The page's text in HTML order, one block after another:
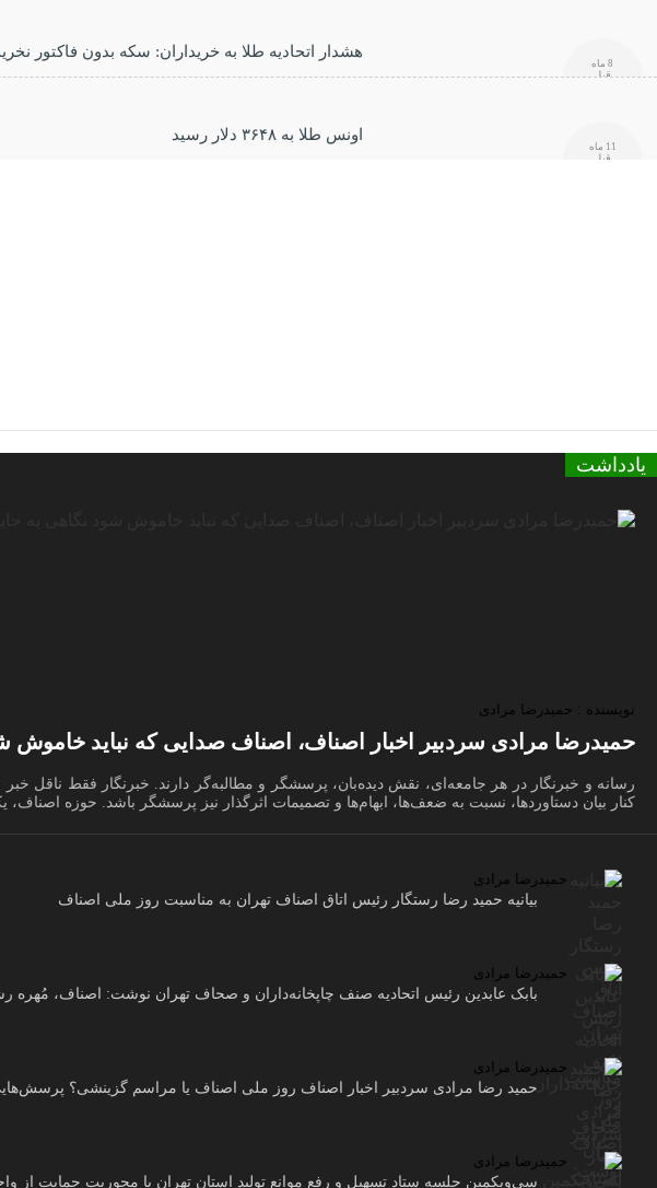
هشدار اتحادیه طلا به خریداران: سکه بدون فاکتور
8 ماه
قبل
اونس طلا به ۳۶۴۸ دلار رسید
11 ماه
قبل
یادداشت
نویسنده : حمیدرضا مرادی
حمیدرضا مرادی سردبیر اخبار اصناف، اصناف صدایی که نباید
رسانه و خبرنگار در هر جامعه‌ای، نقش دیده‌بان، پرسشگر و مطالبه‌گر دارند. خبرنگار فقط ناقل
کنار بیان دستاوردها، نسبت به ضعف‌ها، ابهام‌ها و تصمیمات اثرگذار نیز پرسشگر باشد. حوزه
حمیدرضا مرادی
بیانیه حمید رضا رستگار رئیس اتاق اصناف تهران به مناسبت روز ملی اصناف
حمیدرضا مرادی
بابک عابدین رئیس اتحادیه صنف چاپخانه‌داران و صحاف تهران نوشت: اصناف، مُهره
حمیدرضا مرادی
حمید رضا مرادی سردبیر اخبار اصناف روز ملی اصناف یا مراسم گزینشی؟
حمیدرضا مرادی
سی‌ویکمین جلسه ستاد تسهیل و رفع موانع تولید استان تهران با محوریت حمایت از